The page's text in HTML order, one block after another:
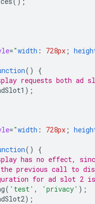
="width : 728px ;
()
{
requests both ad
);
="width : 728px ;
()
{
has no effect,
previous call to
for ad slot 2
( 'test' , 'privacy' );
);